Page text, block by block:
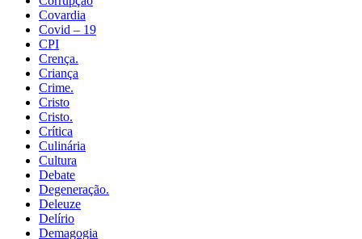
Covardia
Covid – 19
CPI
Crença.
Criança
Crime.
Cristo
Cristo.
Crítica
Culinária
Cultura
Debate
Degeneração.
Deleuze
Delírio
Demagogia